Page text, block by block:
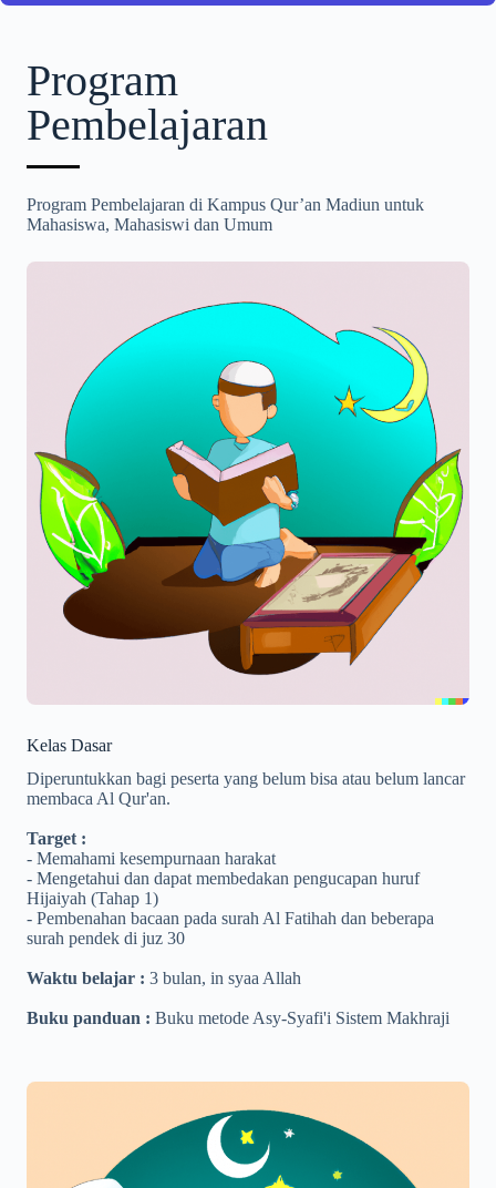
Program
Pembelajaran
Program Pembelajaran di Kampus Qur’an Madiun untuk
Mahasiswa, Mahasiswi dan Umum
Kelas Dasar
Diperuntukkan bagi peserta yang belum bisa atau belum lancar
membaca Al Qur'an.
Target :
- Memahami kesempurnaan harakat
- Mengetahui dan dapat membedakan pengucapan huruf
Hijaiyah (Tahap 1)
- Pembenahan bacaan pada surah Al Fatihah dan beberapa
surah pendek di juz 30
Waktu belajar : 3 bulan, in syaa Allah
Buku panduan : Buku metode Asy-Syafi'i Sistem Makhraji